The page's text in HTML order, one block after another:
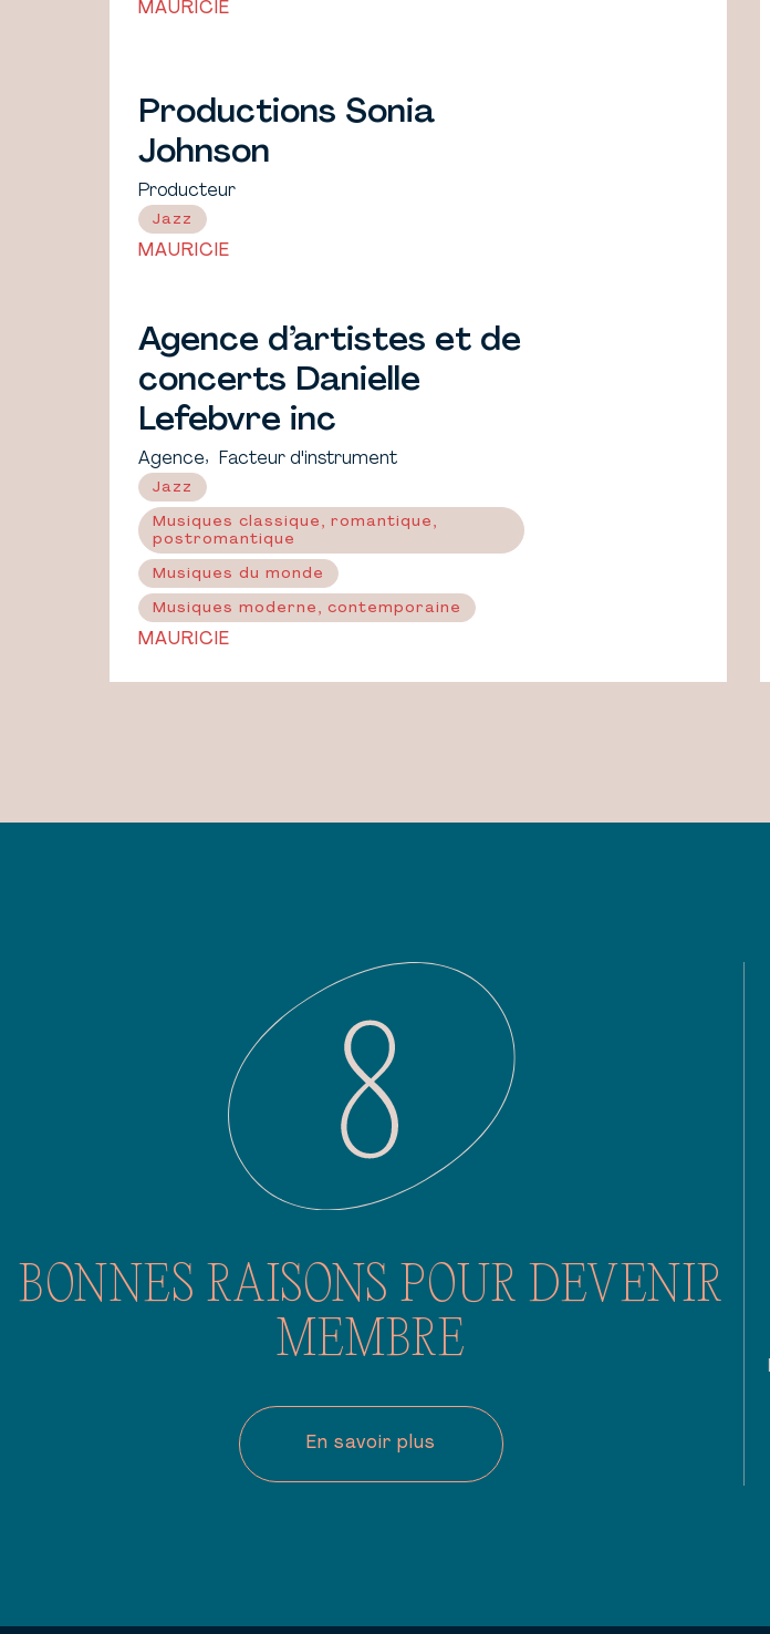
MAURICIE
Productions Sonia
Johnson
Producteur
Jazz
MAURICIE
Agence d’artistes et de
concerts Danielle
Lefebvre inc
Agence, Facteur d'instrument
Jazz
Musiques classique, romantique,
postromantique
Musiques du monde
Musiques moderne, contemporaine
MAURICIE
BONNES RAISONS POUR DEVENIR
MEMBRE
En savoir plus